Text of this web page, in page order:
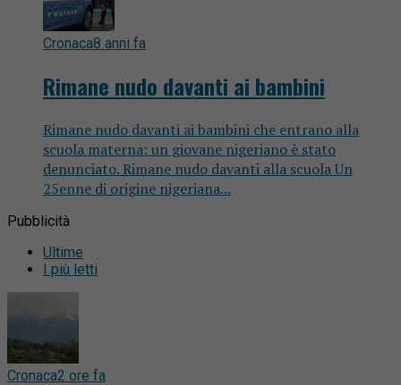
Cronaca8 anni fa
Rimane nudo davanti ai bambini
Rimane nudo davanti ai bambini che entrano alla
scuola materna: un giovane nigeriano è stato
denunciato. Rimane nudo davanti alla scuola Un
25enne di origine nigeriana...
Pubblicità
Ultime
I più letti
Cronaca2 ore fa